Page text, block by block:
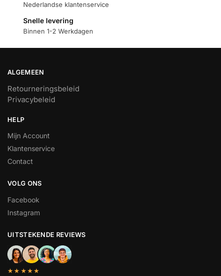
Nederlandse klantenservice
Snelle levering
Binnen 1-2 Werkdagen
ALGEMEEN
Retourneringsbeleid
Privacybeleid
HELP
Mijn Account
Klantenservice
Contact
VOLG ONS
Facebook
Instagram
UITSTEKENDE REVIEWS
★★★★★